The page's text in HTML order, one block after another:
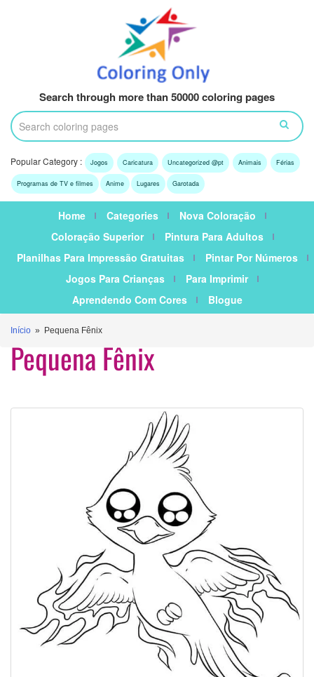
Search through more than 50000 coloring pages
Popular Category : Jogos Caricatura Uncategorized @pt Animais Férias
Programas de TV e filmes Anime Lugares Garotada
Home Categories
Nova Coloração
Coloração Superior
Pintura Para Adultos
Planilhas Para Impressão Gratuitas
Pintar Por Números
Jogos Para Crianças
Para Imprimir
Aprendendo Com Cores
Blogue
Início » Pequena Fênix
Pequena Fênix